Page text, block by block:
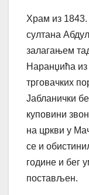
Храм из 1843.
султана
залагањем
Наранџића
трговачких
Јабланички
куповини
на цркви у
се и
године и бег
постављен.